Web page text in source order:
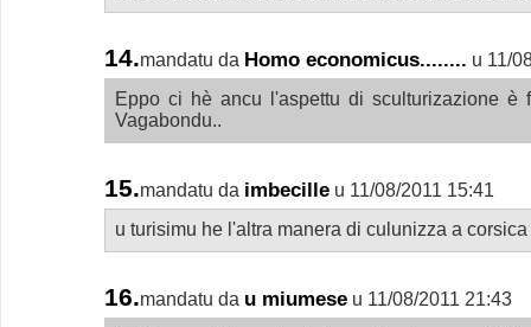
14.mandatu da Homo economicus........ u 11/
Eppo ci hè ancu l'aspettu di sculturizazione è
Vagabondu..
15.mandatu da imbecille u 11/08/2011 15:41
u turisimu he l'altra manera di culunizza a
16.mandatu da u miumese u 11/08/2011 21:43